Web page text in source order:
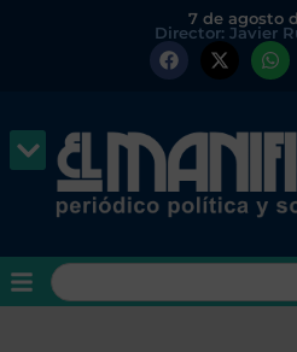
7 de agosto
Director: Javier